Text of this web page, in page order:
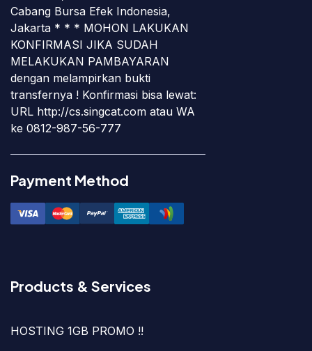
Cabang Bursa Efek Indonesia,
Jakarta * * * MOHON LAKUKAN
KONFIRMASI JIKA SUDAH
MELAKUKAN PAMBAYARAN
dengan melampirkan bukti
transfernya ! Konfirmasi bisa lewat:
URL http://cs.singcat.com atau WA
ke 0812-987-56-777
Payment Method
Products & Services
HOSTING 1GB PROMO !!